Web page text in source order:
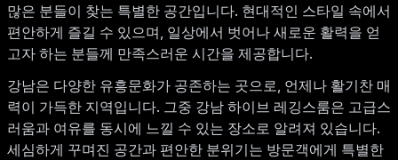
많은 분들이 찾는 특별한 공간입니다. 현대적인 스타일 속에서
편안하게 즐길 수 있으며, 일상에서 벗어나 새로운 활력을 얻
고자 하는 분들께 만족스러운 시간을 제공합니다.
강남은 다양한 유흥문화가 공존하는 곳으로, 언제나 활기찬 매
력이 가득한 지역입니다. 그중 강남 하이브 레깅스룸은 고급스
러움과 여유를 동시에 느낄 수 있는 장소로 알려져 있습니다.
세심하게 꾸며진 공간과 편안한 분위기는 방문객에게 특별한